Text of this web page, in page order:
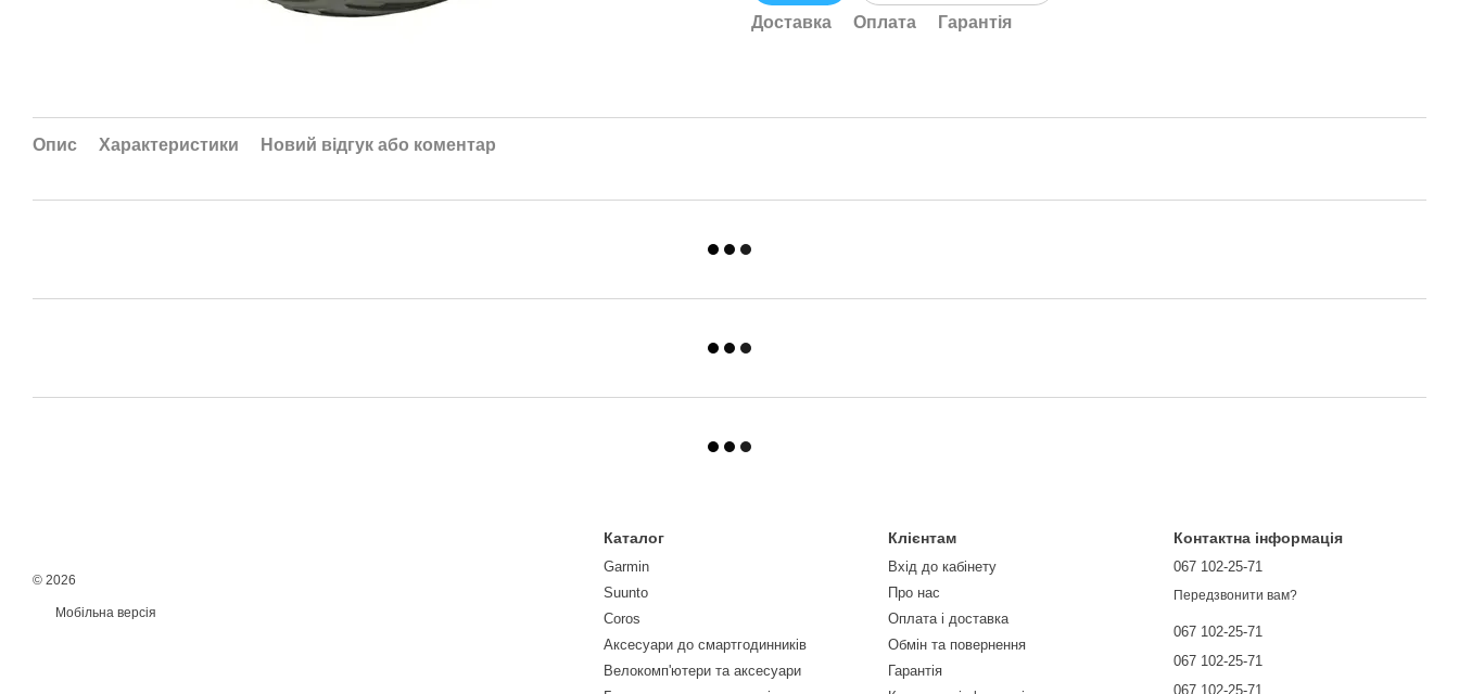
Доставка Оплата Гарантія
Опис Характеристики Новий відгук або коментар
© 2026
Мобільна версія
Каталог
Garmin
Suunto
Coros
Аксесуари до смартгодинників
Велокомп'ютери та аксесуари
Клієнтам
Вхід до кабінету
Про нас
Оплата і доставка
Обмін та повернення
Гарантія
Контактна інформація
067 102-25-71
Передзвонити вам?
067 102-25-71
067 102-25-71
067 102-25-71